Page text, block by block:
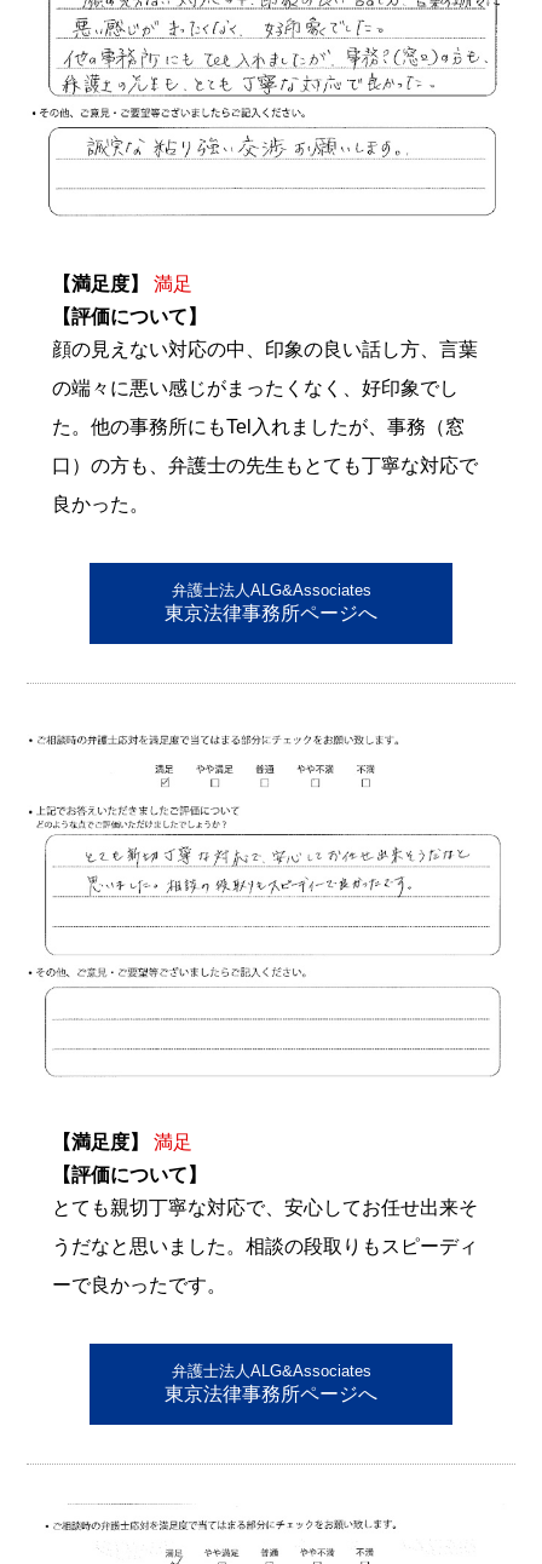
【満足度】
満足
【評価について】
顔の見えない対応の中、印象の良い話し方、言葉
の端々に悪い感じがまったくなく、好印象でし
た。他の事務所にもTel入れましたが、事務（窓
口）の方も、弁護士の先生もとても丁寧な対応で
良かった。
弁護士法人ALG&Associates
東京法律事務所ページへ
【満足度】
満足
【評価について】
とても親切丁寧な対応で、安心してお任せ出来そ
うだなと思いました。相談の段取りもスピーディ
ーで良かったです。
弁護士法人ALG&Associates
東京法律事務所ページへ